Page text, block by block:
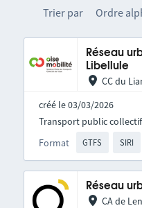
Trier par Ordre
Réseau
Libellule
CC du
créé le 03/03/2026
Format GTFS SIRI
Transport public collectif
Réseau
CA de